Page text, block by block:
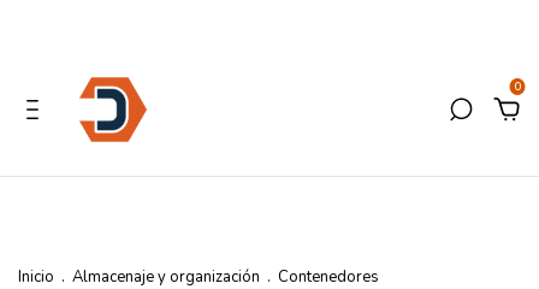
0
Inicio . Almacenaje y organización . Contenedores